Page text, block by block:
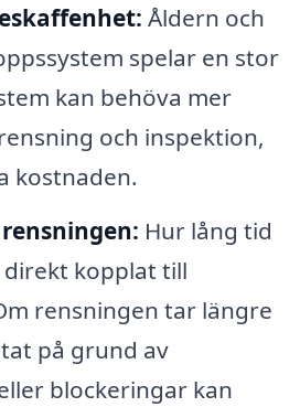
Åldern och
spelar en stor
kan behöva mer
och inspektion,
kostnaden.
Hur lång tid
kopplat till
rensningen tar längre
på grund av
blockeringar kan